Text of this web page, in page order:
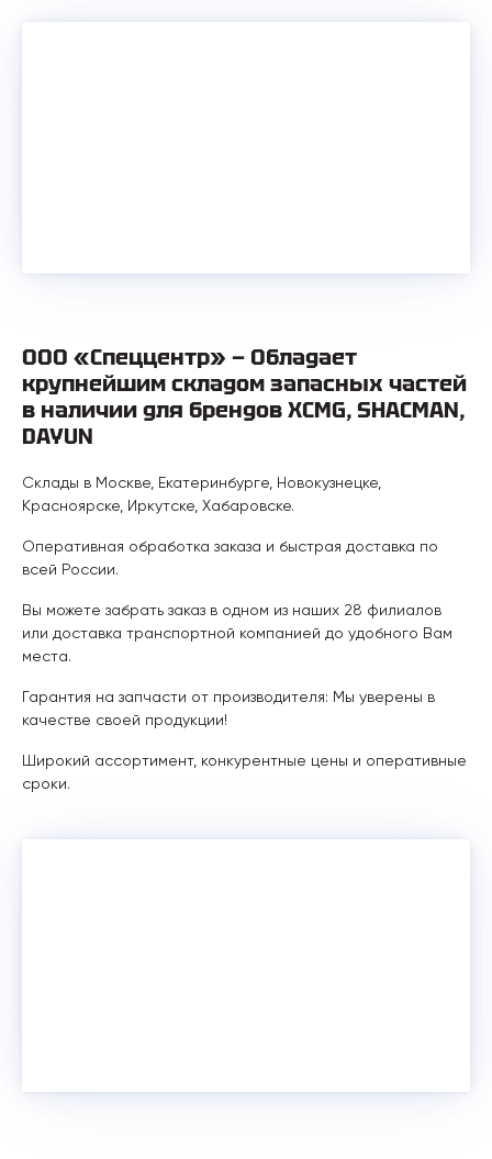
ООО «Спеццентр» — Обладает
крупнейшим складом запасных частей
в наличии для брендов XCMG, SHACMAN,
DAYUN
Склады в Москве, Екатеринбурге, Новокузнецке,
Красноярске, Иркутске, Хабаровске.
Оперативная обработка заказа и быстрая доставка по
всей России.
Вы можете забрать заказ в одном из наших 28 филиалов
или доставка транспортной компанией до удобного Вам
места.
Гарантия на запчасти от производителя: Мы уверены в
качестве своей продукции!
Широкий ассортимент, конкурентные цены и оперативные
сроки.